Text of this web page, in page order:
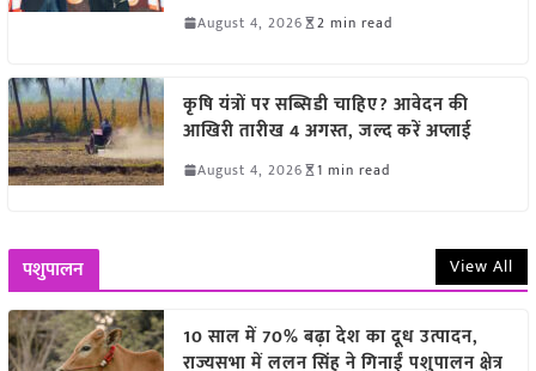
August 4, 2026 2 min read
कृषि यंत्रों पर सब्सिडी चाहिए? आवेदन की
आखिरी तारीख 4 अगस्त, जल्द करें अप्लाई
August 4, 2026 1 min read
पशुपालन View All
10 साल में 70% बढ़ा देश का दूध उत्पादन,
राज्यसभा में ललन सिंह ने गिनाईं पशुपालन क्षेत्र